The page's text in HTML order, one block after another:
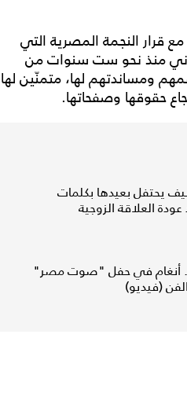
قرار النجمة المصرية التي
منذ نحو ست سنوات من
ومساندتهم لها، متمنّين لها
حقوقها وصفحاتها.
يحتفل بعيدها بكلمات
العلاقة الزوجية
أنغام في حفل "صوت مصر"
(فيديو)